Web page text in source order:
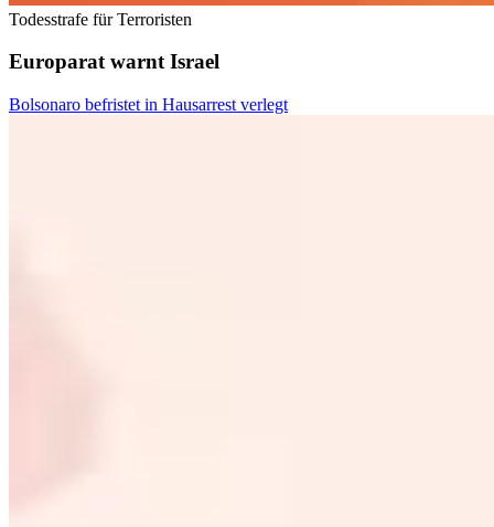
Todesstrafe für Terroristen
Europarat warnt Israel
Bolsonaro befristet in Hausarrest verlegt